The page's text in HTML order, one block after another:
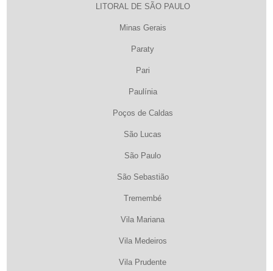
LITORAL DE SÃO PAULO
Minas Gerais
Paraty
Pari
Paulínia
Poços de Caldas
São Lucas
São Paulo
São Sebastião
Tremembé
Vila Mariana
Vila Medeiros
Vila Prudente